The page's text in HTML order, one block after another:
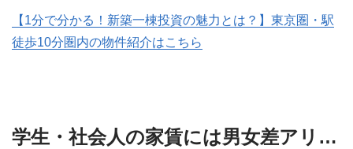
【1分で分かる！新築一棟投資の魅力とは？】東京圏・駅
徒歩10分圏内の物件紹介はこちら
学生・社会人の家賃には男女差アリ…